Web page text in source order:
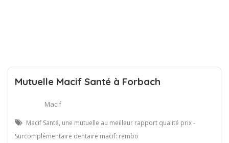
Mutuelle Macif Santé à Forbach
Macif
Macif Santé, une mutuelle au meilleur rapport qualité prix -
Surcomplémentaire dentaire macif: rembo